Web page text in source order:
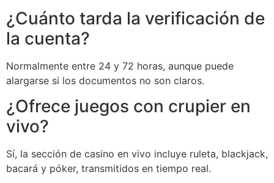
¿Cuánto tarda la verificación de
la cuenta?
Normalmente entre 24 y 72 horas, aunque puede
alargarse si los documentos no son claros.
¿Ofrece juegos con crupier en
vivo?
Sí, la sección de casino en vivo incluye ruleta, blackjack,
bacará y póker, transmitidos en tiempo real.